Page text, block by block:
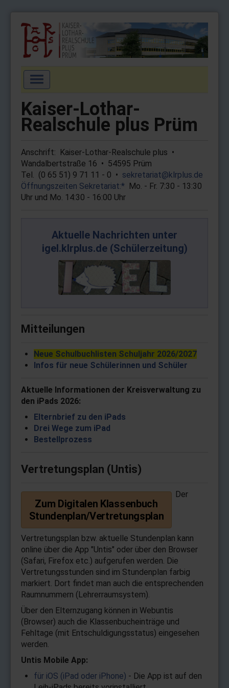
Navigation
an/aus
Startseite
Aktuell
Schulprofil
Wahlpflichtfächer
Arbeitsgemeinschaften
Kaiser-Lothar-
Realschule plus Prüm
Anschrift: Kaiser-Lothar-Real­schule plus •
Wandalbertstraße 16 • 54595 Prüm
Tel. (0 65 51) 9 71 11 - 0 • sekre­tariat@​klr­plus.de
Öffnungs­zeiten Sekre­tariat:* Mo. - Fr. 7:30 - 13:30
Uhr und Mo. 14:30 - 16:00 Uhr
Aktuelle Nachrichten unter
igel.klrplus.de (Schülerzeitung)
Mitteilungen
Neue Schulbuchlisten Schuljahr 2026/2027
Infos für neue Schülerinnen und Schüler
Aktuelle Informationen der Kreisverwaltung zu
den iPads 2026:
Elternbrief zu den iPads
Drei Wege zum iPad
Bestellprozess
Vertretungsplan (Untis)
Zum Digitalen Klassenbuch
Stundenplan/Vertretungsplan
Der
Vertretungsplan bzw. aktuelle Stundenplan kann
online über die App "Untis" oder über den Browser
(Safari, Firefox etc.) aufgerufen werden. Die
Vertretungsstunden sind im Stundenplan farbig
markiert. Dort findet man auch die entsprechenden
Raumnummern (Lehrerraumsystem).
Über den Elternzugang können in Webuntis
(Browser) auch die Klassenbucheinträge und
Fehltage (mit Entschuldigungsstatus) eingesehen
werden.
Untis Mobile App:
für iOS (iPad oder iPhone) - Die App ist auf den